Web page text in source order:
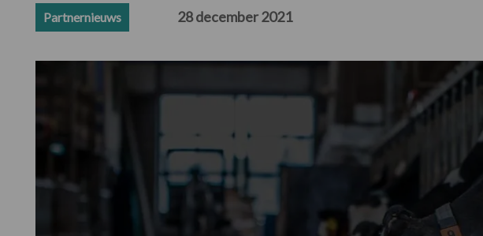
Partnernieuws 28 december 2021